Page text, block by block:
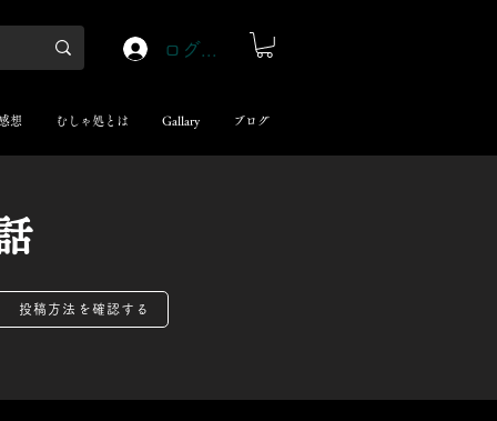
ログイン
想 むしゃ処とは Gallary ブログ
稿方法を確認する